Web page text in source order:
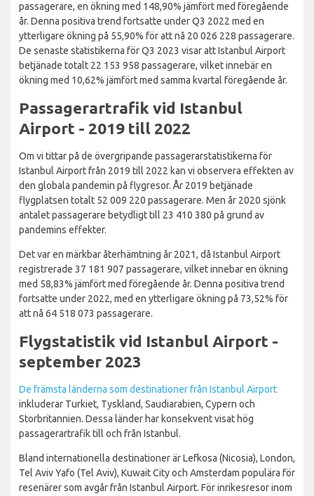
passagerare, en ökning med 148,90% jämfört med föregående
år. Denna positiva trend fortsatte under Q3 2022 med en
ytterligare ökning på 55,90% för att nå 20 026 228 passagerare.
De senaste statistikerna för Q3 2023 visar att Istanbul Airport
betjänade totalt 22 153 958 passagerare, vilket innebär en
ökning med 10,62% jämfört med samma kvartal föregående år.
Passagerartrafik vid Istanbul
Airport - 2019 till 2022
Om vi tittar på de övergripande passagerarstatistikerna för
Istanbul Airport från 2019 till 2022 kan vi observera effekten av
den globala pandemin på flygresor. År 2019 betjänade
flygplatsen totalt 52 009 220 passagerare. Men år 2020 sjönk
antalet passagerare betydligt till 23 410 380 på grund av
pandemins effekter.
Det var en märkbar återhämtning år 2021, då Istanbul Airport
registrerade 37 181 907 passagerare, vilket innebar en ökning
med 58,83% jämfört med föregående år. Denna positiva trend
fortsatte under 2022, med en ytterligare ökning på 73,52% för
att nå 64 518 073 passagerare.
Flygstatistik vid Istanbul Airport -
september 2023
De främsta länderna som destinationer från Istanbul Airport
inkluderar Turkiet, Tyskland, Saudiarabien, Cypern och
Storbritannien. Dessa länder har konsekvent visat hög
passagerartrafik till och från Istanbul.
Bland internationella destinationer är Lefkosa (Nicosia), London,
Tel Aviv Yafo (Tel Aviv), Kuwait City och Amsterdam populära för
resenärer som avgår från Istanbul Airport. För inrikesresor inom